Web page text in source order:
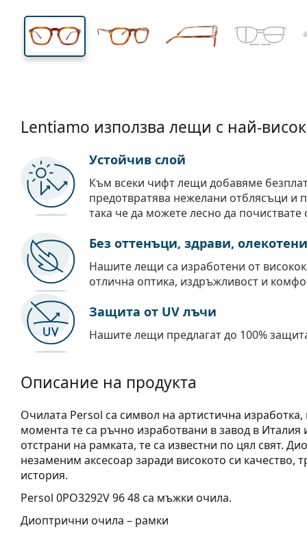
Lentiamo използва лещи с най-
Устойчив слой
Към всеки чифт лещи добавяме
предотвратява нежелани отблясъци и
така че да можете лесно да почиствате
Без оттенъци, здрави, олекотени
Нашите лещи са изработени от
отлична оптика, издръжливост и
Защита от UV лъчи
Нашите лещи предлагат до 100%
Описание на продукта
Очилата Persol са символ на артистична
момента те са ръчно изработвани в завод в Италия
отстрани на рамката, те са известни по цял свят.
незаменим аксесоар заради високото си
история.
Persol 0PO3292V 96 48са мъжки очила.
Диоптрични очила – рамки